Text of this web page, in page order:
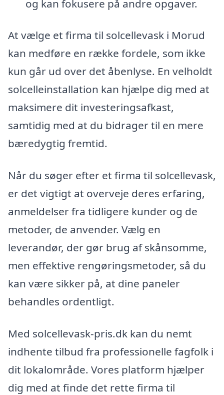
og kan fokusere på andre opgaver.
At vælge et firma til solcellevask i Morud
kan medføre en række fordele, som ikke
kun går ud over det åbenlyse. En velholdt
solcelleinstallation kan hjælpe dig med at
maksimere dit investeringsafkast,
samtidig med at du bidrager til en mere
bæredygtig fremtid.
Når du søger efter et firma til solcellevask,
er det vigtigt at overveje deres erfaring,
anmeldelser fra tidligere kunder og de
metoder, de anvender. Vælg en
leverandør, der gør brug af skånsomme,
men effektive rengøringsmetoder, så du
kan være sikker på, at dine paneler
behandles ordentligt.
Med solcellevask-pris.dk kan du nemt
indhente tilbud fra professionelle fagfolk i
dit lokalområde. Vores platform hjælper
dig med at finde det rette firma til